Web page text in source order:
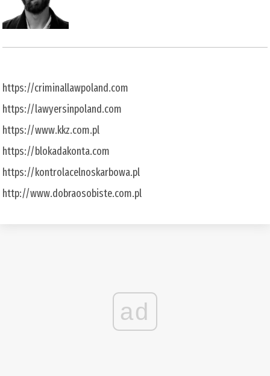
https://criminallawpoland.com
https://lawyersinpoland.com
https://www.kkz.com.pl
https://blokadakonta.com
https://kontrolacelnoskarbowa.pl
http://www.dobraosobiste.com.pl
ad